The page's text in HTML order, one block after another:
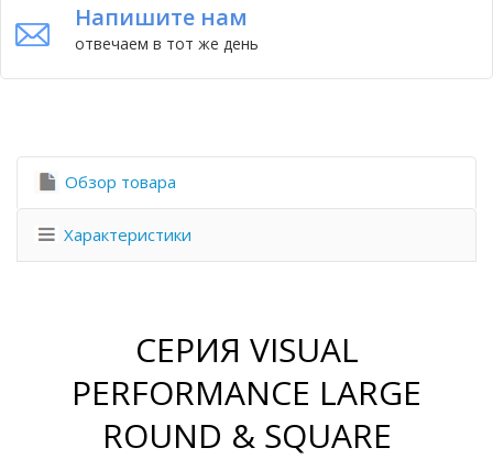
Напишите нам
отвечаем в тот же день
Обзор товара
Характеристики
СЕРИЯ VISUAL
PERFORMANCE LARGE
ROUND & SQUARE